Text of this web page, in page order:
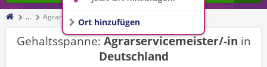
Ort hinzufügen
... Agrarservicemeister/-in
Gehaltsspanne:Agrarservicemeister/-in in
Deutschland